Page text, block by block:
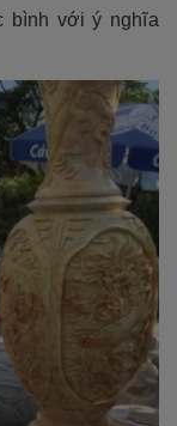
bình với ý nghĩa